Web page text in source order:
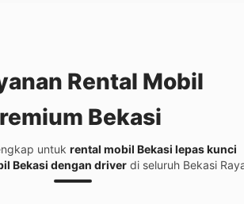
Rental Mobil
Bekasi
untuk rental mobil Bekasi lepas kunci
Bekasi dengan driverdi seluruh Bekasi